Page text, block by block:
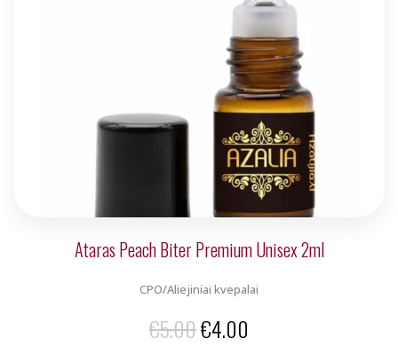
Ataras Peach Biter Premium Unisex 2ml
CPO/Aliejiniai kvepalai
€5.00Original
€4.00